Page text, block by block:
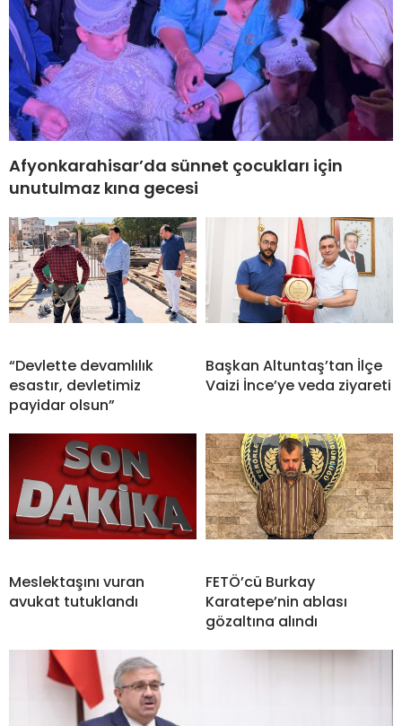
Afyonkarahisar’da sünnet çocukları için
unutulmaz kına gecesi
“Devlette devamlılık
esastır, devletimiz
payidar olsun”
Başkan Altuntaş’tan İlçe
Vaizi İnce’ye veda ziyareti
Meslektaşını vuran
avukat tutuklandı
FETÖ’cü Burkay
Karatepe’nin ablası
gözaltına alındı